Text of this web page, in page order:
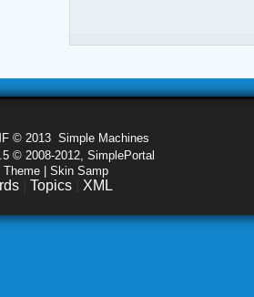
© 2013 Simple Machines
© 2008-2012, SimplePortal
| Skin Samp
Topics XML